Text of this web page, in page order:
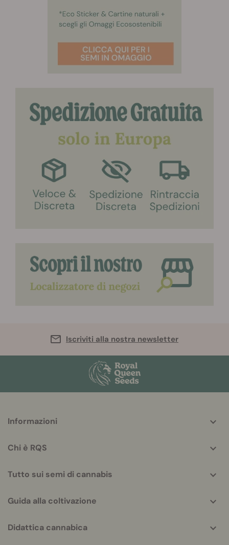
Iscriviti alla nostra newsletter
helpful
Informazioni
Chi è RQS
Tutto sui semi di cannabis
Guida alla coltivazione
Didattica cannabica